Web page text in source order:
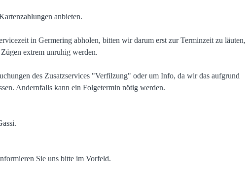
anbieten.
in Germering abholen, bitten wir darum erst zur Terminzeit zu läuten,
extrem unruhig werden.
des Zusatzservices "Verfilzung" oder um Info, da wir das aufgrund
Andernfalls kann ein Folgetermin nötig werden.